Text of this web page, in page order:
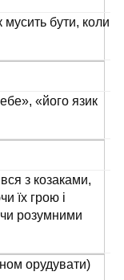
мусить бути, коли
«його язик
з козаками,
їх грою і
розумними
орудувати)